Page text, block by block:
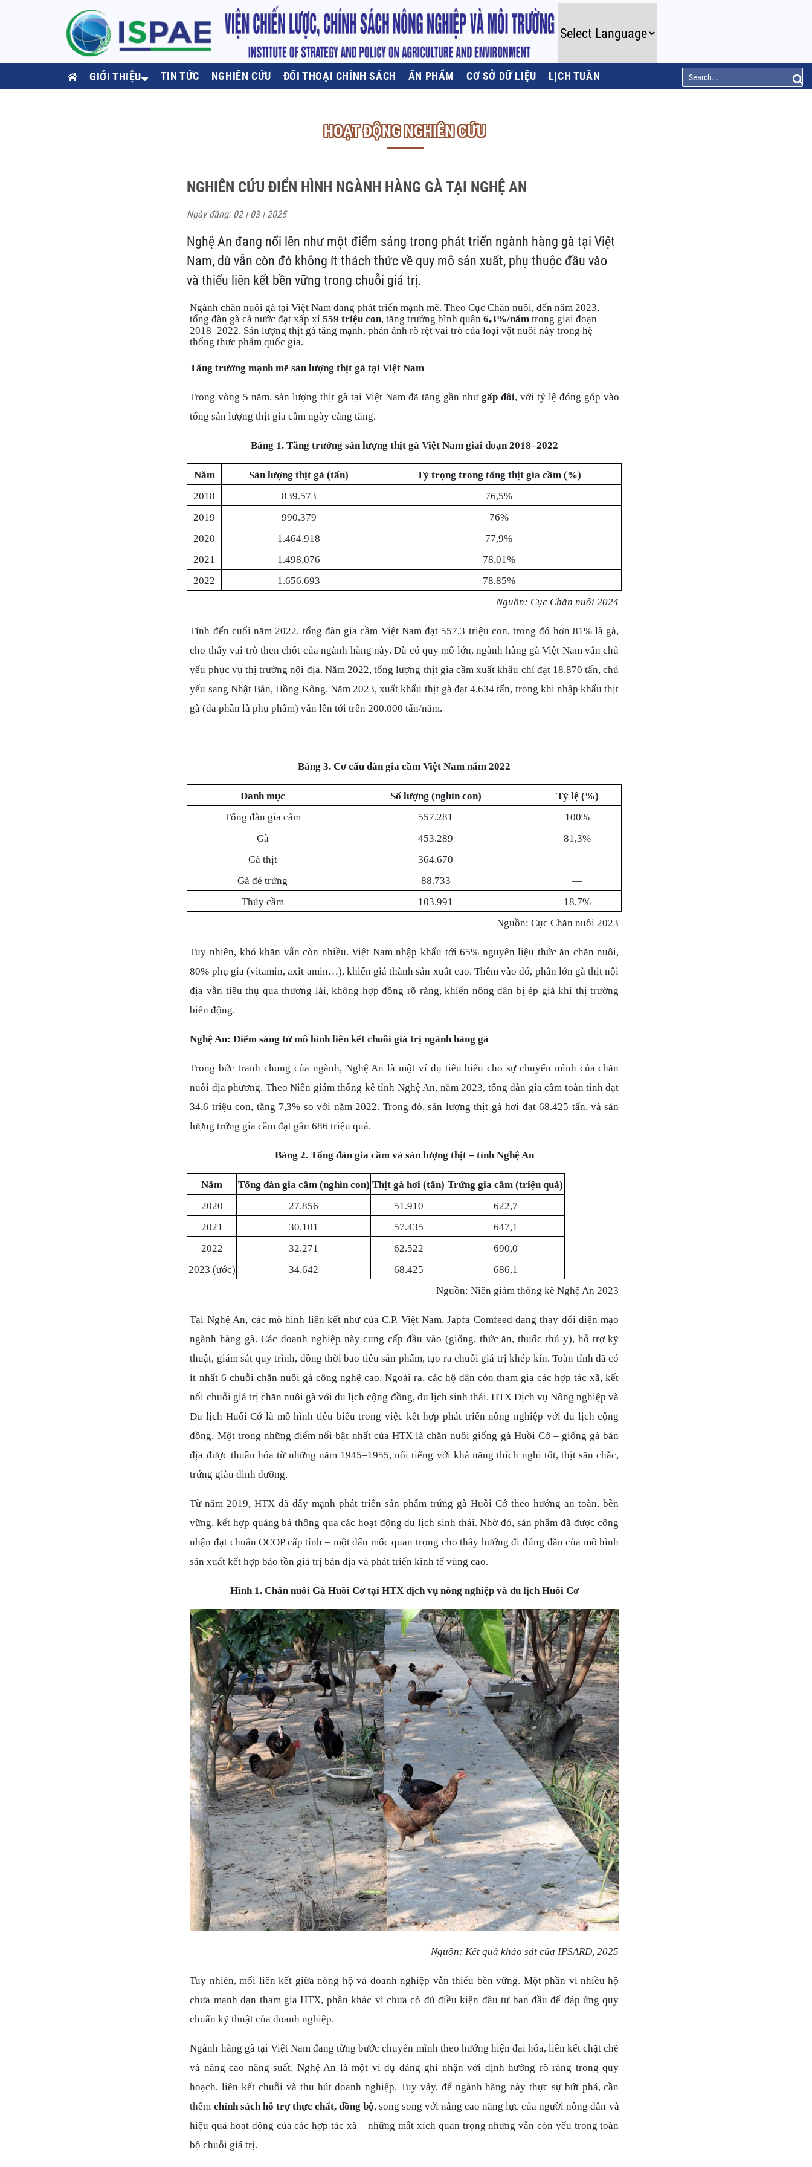
GIỚI THIỆU TIN TỨC NGHIÊN CỨU ĐỐI THOẠI CHÍNH SÁCH ẤN PHẨM CƠ SỞ DỮ LIỆU LỊCH TUẦN
HOẠT ĐỘNG NGHIÊN CỨU
NGHIÊN CỨU ĐIỂN HÌNH NGÀNH HÀNG GÀ TẠI NGHỆ AN
Ngày đăng: 02 | 03 | 2025
Nghệ An đang nổi lên như một điểm sáng trong phát triển ngành hàng gà tại Việt
Nam, dù vẫn còn đó không ít thách thức về quy mô sản xuất, phụ thuộc đầu vào
và thiếu liên kết bền vững trong chuỗi giá trị.
Ngành chăn nuôi gà tại Việt Nam đang phát triển mạnh mẽ. Theo Cục Chăn nuôi, đến năm 2023,
tổng đàn gà cả nước đạt xấp xỉ559 triệu con, tăng trưởng bình quân6,3%/năm trong giai đoạn
2018–2022. Sản lượng thịt gà tăng mạnh, phản ánh rõ rệt vai trò của loại vật nuôi này trong hệ
thống thực phẩm quốc gia.
Tăng trưởng mạnh mẽ sản lượng thịt gà tại Việt Nam
Trong vòng 5 năm, sản lượng thịt gà tại Việt Nam đã tăng gần như gấp đôi, với tỷ lệ đóng góp vào
tổng sản lượng thịt gia cầm ngày càng tăng.
Bảng 1. Tăng trưởng sản lượng thịt gà Việt Nam giai đoạn 2018–2022
Năm Sản lượng thịt gà (tấn)
Tỷ trọng trong tổng thịt gia cầm (%)
2018
839.573
76,5%
2019
990.379
76%
2020
1.464.918
77,9%
2021
1.498.076
78,01%
2022
1.656.693
78,85%
Nguồn: Cục Chăn nuôi 2024
Tính đến cuối năm 2022, tổng đàn gia cầm Việt Nam đạt 557,3 triệu con, trong đó hơn 81% là gà,
cho thấy vai trò then chốt của ngành hàng này. Dù có quy mô lớn, ngành hàng gà Việt Nam vẫn chủ
yếu phục vụ thị trường nội địa. Năm 2022, tổng lượng thịt gia cầm xuất khẩu chỉ đạt 18.870 tấn, chủ
yếu sang Nhật Bản, Hồng Kông. Năm 2023, xuất khẩu thịt gà đạt 4.634 tấn, trong khi nhập khẩu thịt
gà (đa phần là phụ phẩm) vẫn lên tới trên 200.000 tấn/năm.
Bảng 3. Cơ cấu đàn gia cầm Việt Nam năm 2022
Danh mục Số lượng (nghìn con)
Tỷ lệ (%)
Tổng đàn gia cầm
557.281
100%
Gà
453.289
81,3%
Gà thịt
364.670
—
Gà đẻ trứng
88.733
—
Thủy cầm
103.991
18,7%
Nguồn: Cục Chăn nuôi 2023
Tuy nhiên, khó khăn vẫn còn nhiều. Việt Nam nhập khẩu tới 65% nguyên liệu thức ăn chăn nuôi,
80% phụ gia (vitamin, axit amin…), khiến giá thành sản xuất cao. Thêm vào đó, phần lớn gà thịt nội
địa vẫn tiêu thụ qua thương lái, không hợp đồng rõ ràng, khiến nông dân bị ép giá khi thị trường
biến động.
Nghệ An: Điểm sáng từ mô hình liên kết chuỗi giá trị ngành hàng gà
Trong bức tranh chung của ngành, Nghệ An là một ví dụ tiêu biểu cho sự chuyển mình của chăn
nuôi địa phương. Theo Niên giám thống kê tỉnh Nghệ An, năm 2023, tổng đàn gia cầm toàn tỉnh đạt
34,6 triệu con, tăng 7,3% so với năm 2022. Trong đó, sản lượng thịt gà hơi đạt 68.425 tấn, và sản
lượng trứng gia cầm đạt gần 686 triệu quả.
Bảng 2. Tổng đàn gia cầm và sản lượng thịt – tỉnh Nghệ An
Năm Tổng đàn gia cầm (nghìn con) Thịt gà hơi (tấn) Trứng gia cầm (triệu quả)
2020
27.856 51.910
622,7
2021
30.101 57.435
647,1
2022
32.271 62.522
690,0
2023 (ước)
34.642 68.425
686,1
Nguồn: Niên giám thống kê Nghệ An 2023
Tại Nghệ An, các mô hình liên kết như của C.P. Việt Nam, Japfa Comfeed đang thay đổi diện mạo
ngành hàng gà. Các doanh nghiệp này cung cấp đầu vào (giống, thức ăn, thuốc thú y), hỗ trợ kỹ
thuật, giám sát quy trình, đồng thời bao tiêu sản phẩm, tạo ra chuỗi giá trị khép kín. Toàn tỉnh đã có
ít nhất 6 chuỗi chăn nuôi gà công nghệ cao. Ngoài ra, các hộ dân còn tham gia các hợp tác xã, kết
nối chuỗi giá trị chăn nuôi gà với du lịch cộng đồng, du lịch sinh thái. HTX Dịch vụ Nông nghiệp và
Du lịch Huối Cớ là mô hình tiêu biểu trong việc kết hợp phát triển nông nghiệp với du lịch cộng
đồng. Một trong những điểm nổi bật nhất của HTX là chăn nuôi giống gà Huồi Cớ – giống gà bản
địa được thuần hóa từ những năm 1945–1955, nổi tiếng với khả năng thích nghi tốt, thịt săn chắc,
trứng giàu dinh dưỡng.
Từ năm 2019, HTX đã đẩy mạnh phát triển sản phẩm trứng gà Huồi Cớ theo hướng an toàn, bền
vững, kết hợp quảng bá thông qua các hoạt động du lịch sinh thái. Nhờ đó, sản phẩm đã được công
nhận đạt chuẩn OCOP cấp tỉnh – một dấu mốc quan trọng cho thấy hướng đi đúng đắn của mô hình
sản xuất kết hợp bảo tồn giá trị bản địa và phát triển kinh tế vùng cao.
Hình 1. Chăn nuôi Gà Huồi Cơ tại HTX dịch vụ nông nghiệp và du lịch Huối Cơ
Nguồn: Kết quả khảo sát của IPSARD, 2025
Tuy nhiên, mối liên kết giữa nông hộ và doanh nghiệp vẫn thiếu bền vững. Một phần vì nhiều hộ
chưa mạnh dạn tham gia HTX, phần khác vì chưa có đủ điều kiện đầu tư ban đầu để đáp ứng quy
chuẩn kỹ thuật của doanh nghiệp.
Ngành hàng gà tại Việt Nam đang từng bước chuyển mình theo hướng hiện đại hóa, liên kết chặt chẽ
và nâng cao năng suất. Nghệ An là một ví dụ đáng ghi nhận với định hướng rõ ràng trong quy
hoạch, liên kết chuỗi và thu hút doanh nghiệp. Tuy vậy, để ngành hàng này thực sự bứt phá, cần
thêm chính sách hỗ trợ thực chất, đồng bộ, song song với nâng cao năng lực của người nông dân và
hiệu quả hoạt động của các hợp tác xã – những mắt xích quan trọng nhưng vẫn còn yếu trong toàn
bộ chuỗi giá trị.